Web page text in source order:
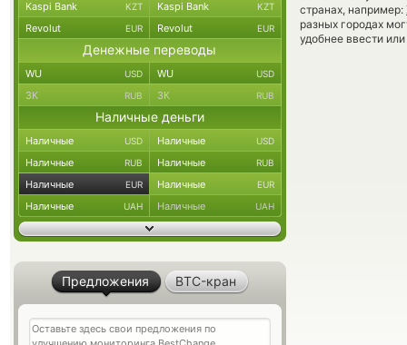
странах, например:
разных городах
удобнее ввести
Kaspi Bank KZT Kaspi Bank KZT
Revolut EUR Revolut EUR
Денежные переводы
WU USD WU USD
ЗК RUB ЗК RUB
Наличные деньги
Наличные USD Наличные USD
Наличные RUB Наличные RUB
Наличные EUR Наличные EUR
Наличные UAH Наличные UAH
Предложения BTC-кран